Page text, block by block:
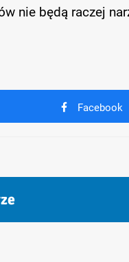
nie będą raczej
Facebook